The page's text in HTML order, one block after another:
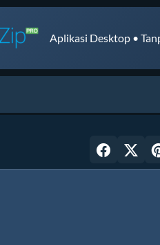
Aplikasi Desktop •